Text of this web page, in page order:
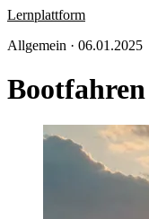
Lernplattform
Allgemein · 06.01.2025